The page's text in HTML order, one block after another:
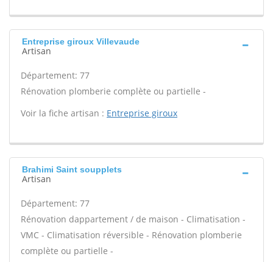
Entreprise giroux Villevaude
Artisan
Département: 77
Rénovation plomberie complète ou partielle -
Voir la fiche artisan : Entreprise giroux
Brahimi Saint soupplets
Artisan
Département: 77
Rénovation dappartement / de maison - Climatisation -
VMC - Climatisation réversible - Rénovation plomberie
complète ou partielle -